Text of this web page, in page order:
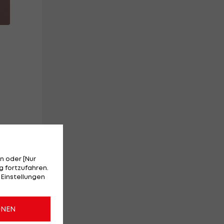
oder [Nur
fortzufahren.